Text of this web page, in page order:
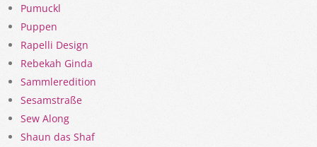
Pumuckl
Puppen
Rapelli Design
Rebekah Ginda
Sammleredition
Sesamstraße
Sew Along
Shaun das Shaf